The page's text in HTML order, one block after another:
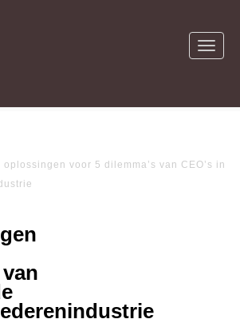
oplossingen voor 5 dilemma’s van CEO’s in